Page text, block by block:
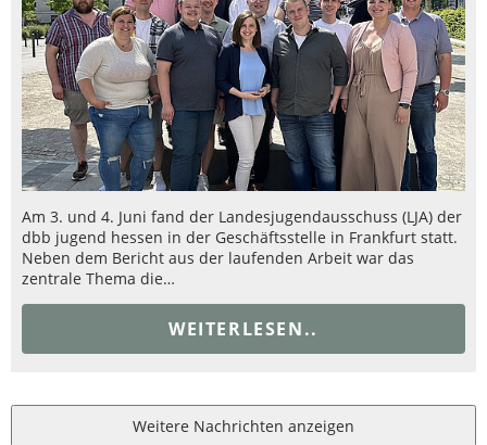
Am 3. und 4. Juni fand der Landesjugendausschuss (LJA) der
dbb jugend hessen in der Geschäftsstelle in Frankfurt statt.
Neben dem Bericht aus der laufenden Arbeit war das
zentrale Thema die…
WEITERLESEN..
Weitere Nachrichten anzeigen